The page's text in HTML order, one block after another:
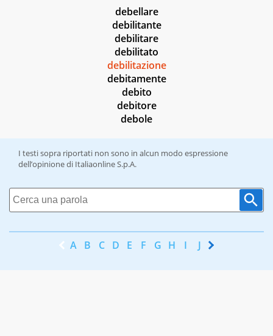
debellare
debilitante
debilitare
debilitato
debilitazione
debitamente
debito
debitore
debole
I testi sopra riportati non sono in alcun modo espressione
dell’opinione di Italiaonline S.p.A.
A B C D E F G H I J K